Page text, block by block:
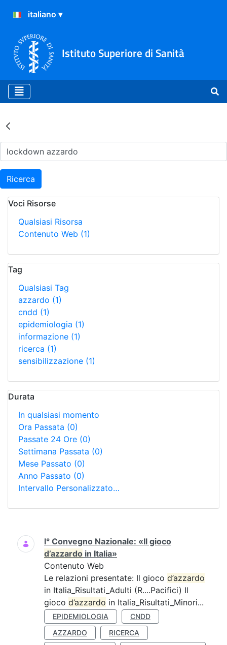
Istituto Superiore di Sanità
Risultati della Ricerca -
Ricerca
Voci Risorse
Qualsiasi Risorsa
Contenuto Web (1)
Tag
Qualsiasi Tag
azzardo (1)
cndd (1)
epidemiologia (1)
informazione (1)
ricerca (1)
sensibilizzazione (1)
Durata
In qualsiasi momento
Ora Passata (0)
Passate 24 Ore (0)
Settimana Passata (0)
Mese Passato (0)
Anno Passato (0)
Intervallo Personalizzato…
Ricerca
I° Convegno Nazionale: «Il gioco
d’azzardo in Italia»
Contenuto Web
Le relazioni presentate: Il gioco d’azzardo
in Italia_Risultati_Adulti (R....Pacifici) Il
gioco d’azzardo in Italia_Risultati_Minori...
EPIDEMIOLOGIA
CNDD
AZZARDO
RICERCA